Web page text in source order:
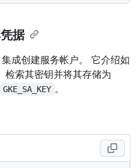
据
成创建服务帐户。 它介绍如
检索其密钥并将其存储为
GKE_SA_KEY 。